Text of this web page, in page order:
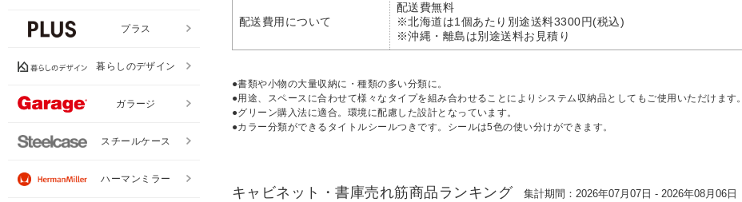
配送費用について
配送費無料
※北海道は1個あたり別途送料3300円(税込)
※沖縄・離島は別途送料お見積り
●書類や小物の大量収納に・種類の多い分類に。
●用途、スペースに合わせて様々なタイプを組み合わせることによりシステム収納品としてもご使用いただけます。
●グリーン購入法に適合。環境に配慮した設計となっています。
●カラー分類ができるタイトルシールつきです。シールは5色の使い分けができます。
キャビネット・書庫売れ筋商品ランキング 集計期間：2026年07月07日 - 2026年08月06日
プラス
暮らしのデザイン
ガラージ
スチールケース
ハーマンミラー